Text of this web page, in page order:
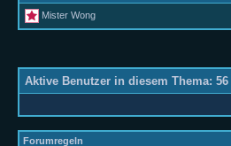
Mister Wong
Aktive Benutzer in diesem Thema: 56
Forumregeln